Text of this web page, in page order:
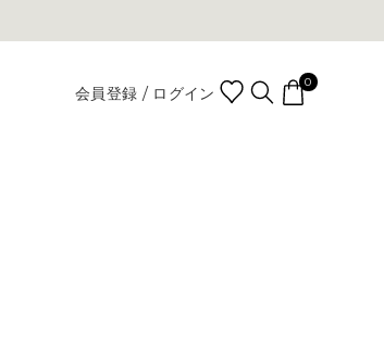
会員登録 / ログイン
0